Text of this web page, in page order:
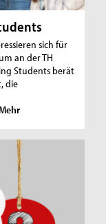
sich für
an der TH
Students berät
die